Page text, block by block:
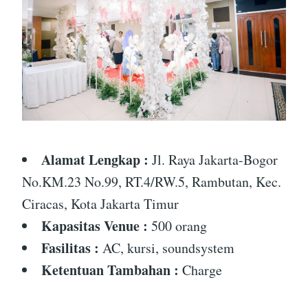
Alamat Lengkap : Jl. Raya Jakarta-Bogor
No.KM.23 No.99, RT.4/RW.5, Rambutan, Kec.
Ciracas, Kota Jakarta Timur
Kapasitas Venue : 500 orang
Fasilitas : AC, kursi, soundsystem
Ketentuan Tambahan : Charge